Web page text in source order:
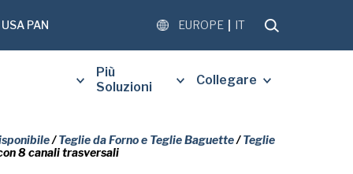
USA PAN EUROPE IT
Più
Soluzioni
Collegare
/Teglie da Forno e Teglie Baguette/Teglie
8 canali trasversali